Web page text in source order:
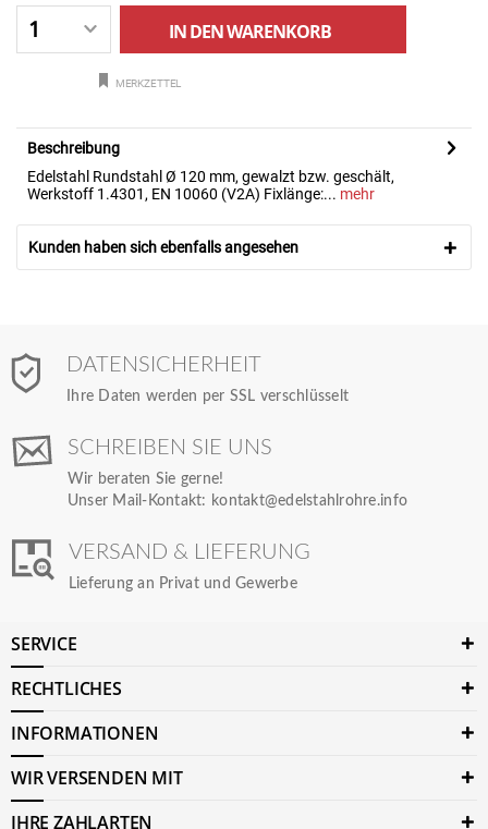
IN DENWARENKORB
MERKZETTEL
Beschreibung
Edelstahl Rundstahl Ø 120 mm, gewalzt bzw. geschält,
Werkstoff 1.4301, EN 10060 (V2A) Fixlänge:... mehr
Kunden haben sich ebenfalls angesehen
DATENSICHERHEIT
Ihre Daten werden per SSL verschlüsselt
SCHREIBEN SIE UNS
Wir beraten Sie gerne!
Unser Mail-Kontakt: kontakt@edelstahlrohre.info
VERSAND & LIEFERUNG
Lieferung an Privat und Gewerbe
SERVICE
RECHTLICHES
INFORMATIONEN
WIR VERSENDEN MIT
IHRE ZAHLARTEN